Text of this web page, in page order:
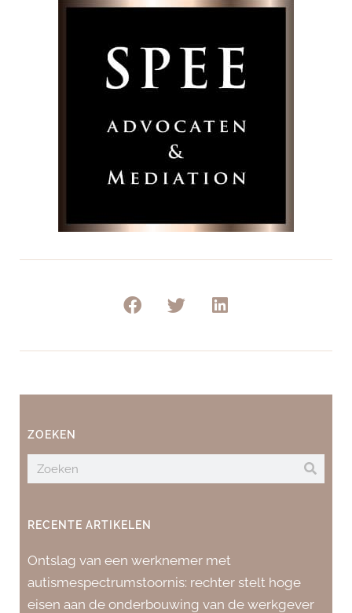
ZOEKEN
RECENTE ARTIKELEN
Ontslag van een werknemer met
autismespectrumstoornis: rechter stelt hoge
eisen aan de onderbouwing van de werkgever